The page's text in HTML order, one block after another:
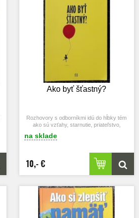
Ako byť šťastný?
Rozhovory s odborníkmi idú do hĺbky tém
ako sú vzťahy, starnutie, priateľstvo,
na sklade
10,- €